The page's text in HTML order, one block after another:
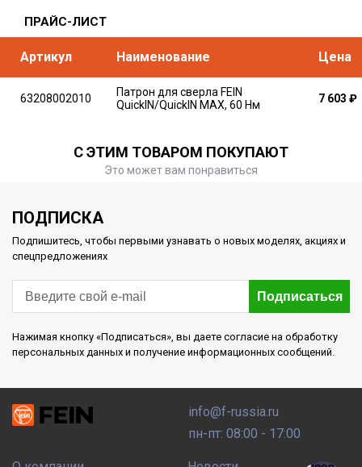
ПРАЙС-ЛИСТ
Артикул Наименование Цена
63208002010
Патрон для сверла FEIN
QuickIN/QuickIN MAX, 60 Нм
7 603 ₽
С ЭТИМ ТОВАРОМ ПОКУПАЮТ
Это может вам понравиться
ПОДПИСКА
Подпишитесь, чтобы первыми узнавать о новых моделях, акциях и
спецпредложениях
Подписаться
Нажимая кнопку «Подписаться», вы даете согласие на обработку
персональных данных и получение информационных сообщений.
info@f-russia.ru
пн-пт: 08:00 - 17:00